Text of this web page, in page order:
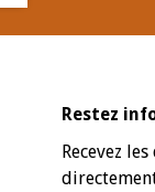
Restez
Recevez